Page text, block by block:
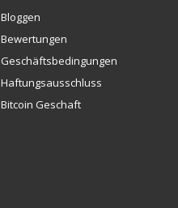
Bloggen
Bewertungen
Geschäftsbedingungen
Haftungsausschluss
Bitcoin Geschaft